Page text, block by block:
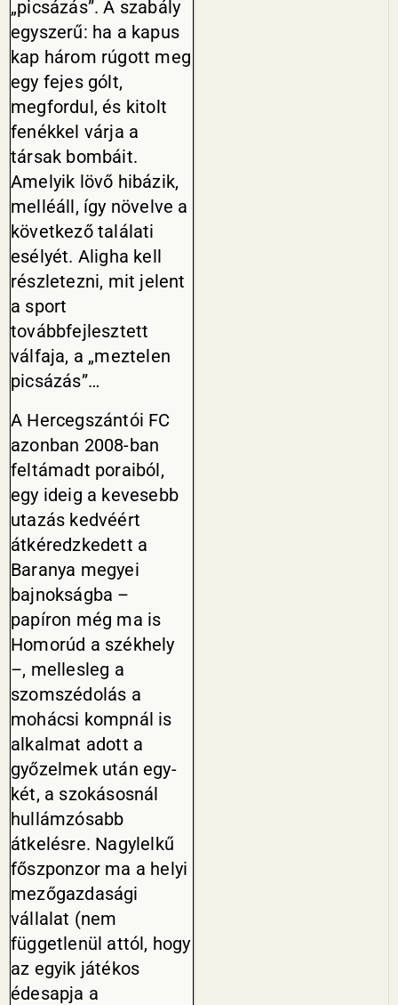
„picsázás”. A szabály
egyszerű: ha a kapus
kap három rúgott meg
egy fejes gólt,
megfordul, és kitolt
fenékkel várja a
társak bombáit.
Amelyik lövő hibázik,
melléáll, így növelve a
következő találati
esélyét. Aligha kell
részletezni, mit jelent
a sport
továbbfejlesztett
válfaja, a „meztelen
picsázás”…
A Hercegszántói FC
azonban 2008-ban
feltámadt poraiból,
egy ideig a kevesebb
utazás kedvéért
átkéredzkedett a
Baranya megyei
bajnokságba –
papíron még ma is
Homorúd a székhely
–, mellesleg a
szomszédolás a
mohácsi kompnál is
alkalmat adott a
győzelmek után egy-
két, a szokásosnál
hullámzósabb
átkelésre. Nagylelkű
főszponzor ma a helyi
mezőgazda­sági
vállalat (nem
függetlenül attól, hogy
az egyik játékos
édesapja a